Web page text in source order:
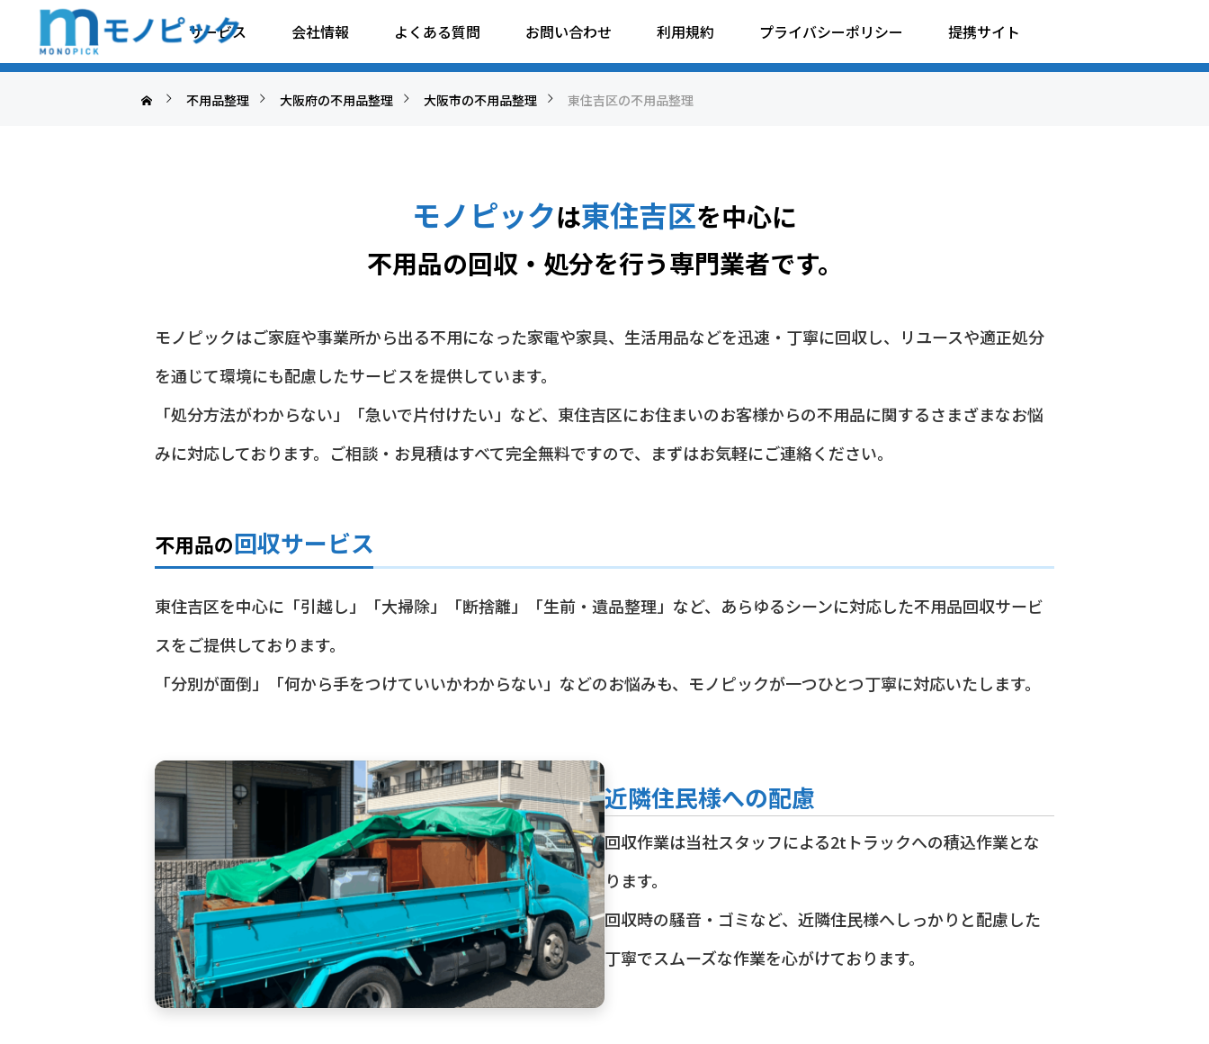
サービス 会社情報 よくある質問 お問い合わせ 利用規約 プライバシーポリシー 提携サイト
東住吉区の不用品整理
不用品整理 大阪府の不用品整理 大阪市の不用品整理 東住吉区の不用品整理
モノピックは東住吉区を中心に
不用品の回収・処分を行う専門業者です。
モノピックはご家庭や事業所から出る不用になった家電や家具、生活用品などを迅速・丁寧に回収し、リユースや適正処分
を通じて環境にも配慮したサービスを提供しています。
「処分方法がわからない」「急いで片付けたい」など、東住吉区にお住まいのお客様からの不用品に関するさまざまなお悩
みに対応しております。ご相談・お見積はすべて完全無料ですので、まずはお気軽にご連絡ください。
不用品の回収サービス
東住吉区を中心に「引越し」「大掃除」「断捨離」「生前・遺品整理」など、あらゆるシーンに対応した不用品回収サービ
スをご提供しております。
「分別が面倒」「何から手をつけていいかわからない」などのお悩みも、モノピックが一つひとつ丁寧に対応いたします。
近隣住民様への配慮
回収作業は当社スタッフによる2tトラックへの積込作業とな
ります。
回収時の騒音・ゴミなど、近隣住民様へしっかりと配慮した
丁寧でスムーズな作業を心がけております。